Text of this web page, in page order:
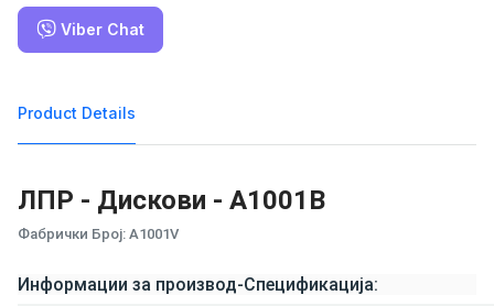
Viber Chat
Product Details
ЛПР - Дискови - А1001В
Фабрички Број: A1001V
Информации за производ-Спецификација: